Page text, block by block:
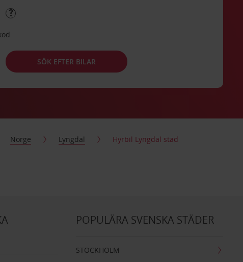
SÖK EFTER BILAR
Norge Lyngdal Hyrbil Lyngdal stad
POPULÄRA SVENSKA STÄDER
STOCKHOLM